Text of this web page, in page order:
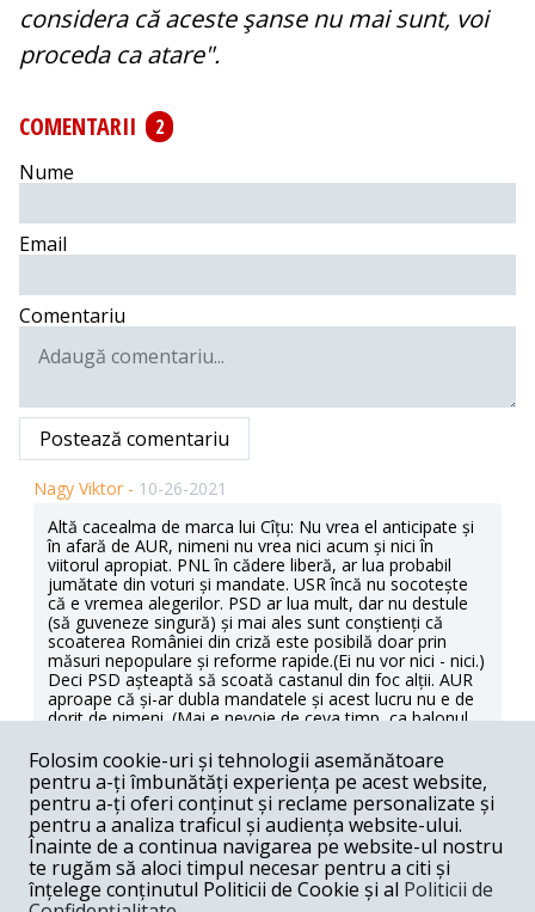
considera că aceste şanse nu mai sunt, voi
proceda ca atare".
COMENTARII
2
Nume
Email
Comentariu
Postează comentariu
Nagy Viktor - 10-26-2021
Altă cacealma de marca lui Cîțu: Nu vrea el anticipate și
în afară de AUR, nimeni nu vrea nici acum și nici în
viitorul apropiat. PNL în cădere liberă, ar lua probabil
jumătate din voturi și mandate. USR încă nu socotește
că e vremea alegerilor. PSD ar lua mult, dar nu destule
(să guveneze singură) și mai ales sunt conștienți că
scoaterea României din criză este posibilă doar prin
măsuri nepopulare și reforme rapide.(Ei nu vor nici - nici.)
Deci PSD așteaptă să scoată castanul din foc alții. AUR
aproape că și-ar dubla mandatele și acest lucru nu e de
dorit de nimeni. (Mai e nevoie de ceva timp, ca balonul
și banii primiți. (Alegătorii formației mai puțin, deci nici
partidul maghiar nu vrea alegeri anticipate.) Deci Cîțu
iresponsabil și cacealmist ce este, iar vrea să nă vândă
gogoașe, prelungindu-și stagiul său în Palatul Victoria. Iar
generalul execută ordine și acolo încă nu este prevăzută
opțiunea anticipatelor. (Deci alegeri nu se vrea nici la
Cotroceni).
Răspunde
Folosim cookie-uri și tehnologii asemănătoare
pentru a-ți îmbunătăți experiența pe acest website,
pentru a-ți oferi conținut și reclame personalizate și
pentru a analiza traficul și audiența website-ului.
Înainte de a continua navigarea pe website-ul nostru
te rugăm să aloci timpul necesar pentru a citi și
înțelege conținutul Politicii de Cookie și al Politicii de